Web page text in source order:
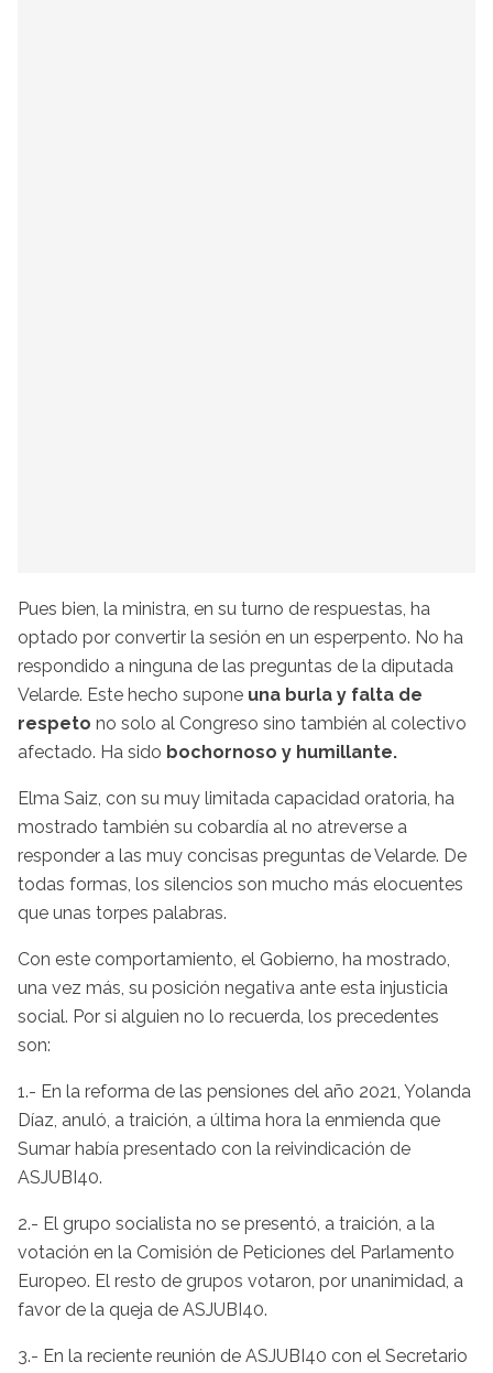
Pues bien, la ministra, en su turno de respuestas, ha
optado por convertir la sesión en un esperpento. No ha
respondido a ninguna de las preguntas de la diputada
Velarde. Este hecho supone una burla y falta de
respeto no solo al Congreso sino también al colectivo
afectado. Ha sido bochornoso y humillante.
Elma Saiz, con su muy limitada capacidad oratoria, ha
mostrado también su cobardía al no atreverse a
responder a las muy concisas preguntas de Velarde. De
todas formas, los silencios son mucho más elocuentes
que unas torpes palabras.
Con este comportamiento, el Gobierno, ha mostrado,
una vez más, su posición negativa ante esta injusticia
social. Por si alguien no lo recuerda, los precedentes
son:
1.- En la reforma de las pensiones del año 2021, Yolanda
Díaz, anuló, a traición, a última hora la enmienda que
Sumar había presentado con la reivindicación de
ASJUBI40.
2.- El grupo socialista no se presentó, a traición, a la
votación en la Comisión de Peticiones del Parlamento
Europeo. El resto de grupos votaron, por unanimidad, a
favor de la queja de ASJUBI40.
3.- En la reciente reunión de ASJUBI40 con el Secretario